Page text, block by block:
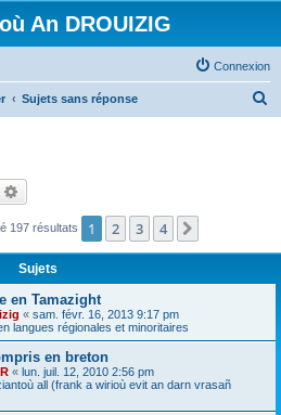
An DROUIZIG
Connexion
Sujets sans réponse
c
197 résultats 1 2 3 4
Sujets
en Tamazight
« sam. févr. 16, 2013 9:17 pm
langues régionales et minoritaires
en breton
« lun. juil. 12, 2010 2:56 pm
all (frank a wirioù evit an darn vrasañ